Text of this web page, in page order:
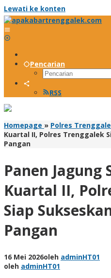
Lewati ke konten
Pencarian
RSS
Homepage » Polres
Kuartal II, Polres Trenggalek
Pangan
Panen Jagung
Kuartal II,
Siap
Pangan
16 Mei 2026oleh adminHT01
oleh adminHT01